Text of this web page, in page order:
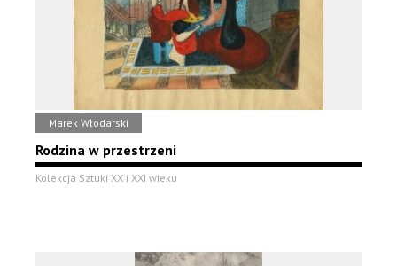
Marek Włodarski
Rodzina w przestrzeni
Kolekcja Sztuki XX i XXI wieku